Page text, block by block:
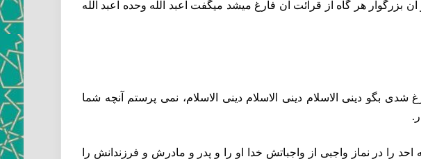
بزرگوار هر گاه از قرائت آن فارغ ميشد ميگفت اعبد اللَّه وحده اعبد اللَّه
بگو دينى الاسلام دينى الاسلام دينى الاسلام، نمى ‏پرستم آنچه شما
را در نماز واجبى از واجباتش خدا او را و پدر و مادرش و فرزندانش را